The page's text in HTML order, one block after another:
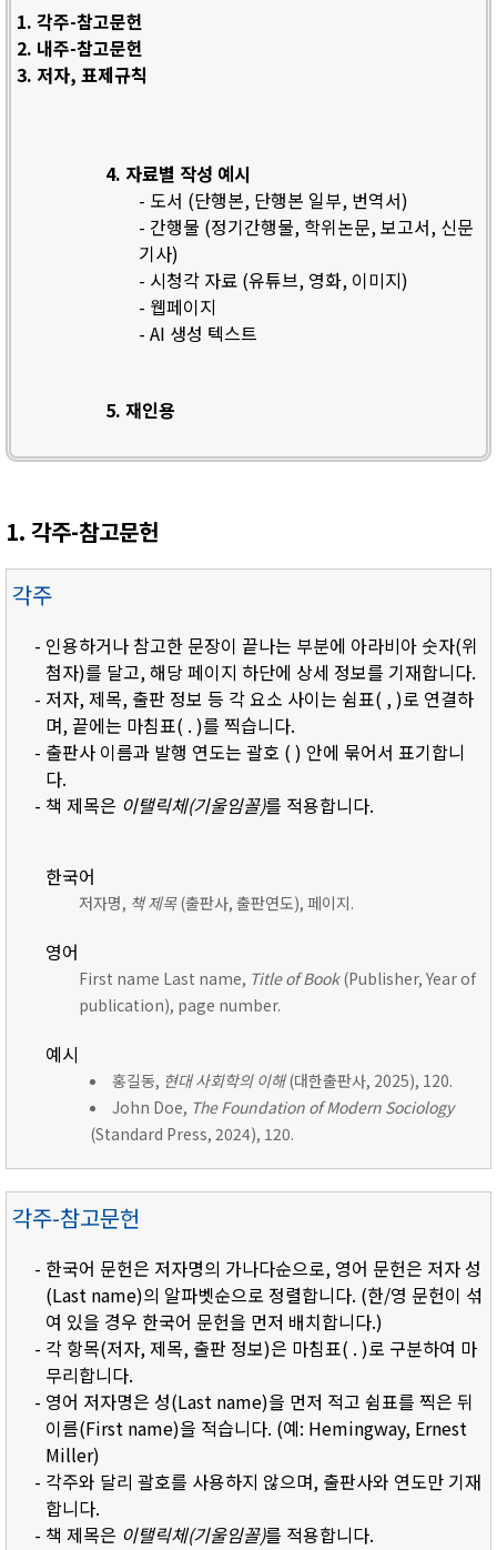
1. 각주-참고문헌
2. 내주-참고문헌
3. 저자, 표제규칙
4. 자료별 작성 예시
- 도서 (단행본, 단행본 일부, 번역서)
- 간행물 (정기간행물, 학위논문, 보고서, 신문
기사)
- 시청각 자료 (유튜브, 영화, 이미지)
- 웹페이지
- AI 생성 텍스트
5. 재인용
1. 각주-참고문헌
각주
- 인용하거나 참고한 문장이 끝나는 부분에 아라비아 숫자(위
첨자)를 달고, 해당 페이지 하단에 상세 정보를 기재합니다.
- 저자, 제목, 출판 정보 등 각 요소 사이는 쉼표( , )로 연결하
며, 끝에는 마침표( . )를 찍습니다.
- 출판사 이름과 발행 연도는 괄호 ( ) 안에 묶어서 표기합니
다.
- 책 제목은 이탤릭체(기울임꼴)를 적용합니다.
한국어
저자명, 책 제목(출판사, 출판연도), 페이지.
영어
First name Last name, Title of Book(Publisher, Year of
publication), page number.
예시
홍길동, 현대 사회학의 이해(대한출판사, 2025), 120.
John Doe, The Foundation of Modern Sociology
(Standard Press, 2024), 120.
각주-참고문헌
- 한국어 문헌은 저자명의 가나다순으로, 영어 문헌은 저자 성
(Last name)의 알파벳순으로 정렬합니다. (한/영 문헌이 섞
여 있을 경우 한국어 문헌을 먼저 배치합니다.)
- 각 항목(저자, 제목, 출판 정보)은 마침표( . )로 구분하여 마
무리합니다.
- 영어 저자명은 성(Last name)을 먼저 적고 쉼표를 찍은 뒤
이름(First name)을 적습니다. (예: Hemingway, Ernest
Miller)
- 각주와 달리 괄호를 사용하지 않으며, 출판사와 연도만 기재
합니다.
- 책 제목은 이탤릭체(기울임꼴)를 적용합니다.